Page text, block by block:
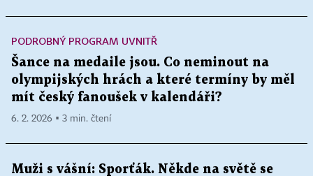
PODROBNÝ PROGRAM UVNITŘ
Šance na medaile jsou. Co neminout na
olympijských hrách a které termíny by měl
mít český fanoušek v kalendáři?
6. 2. 2026 ▪ 3 min. čtení
Muži s vášní: Sporťák. Někde na světě se